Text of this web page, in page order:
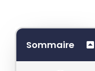
Sommaire